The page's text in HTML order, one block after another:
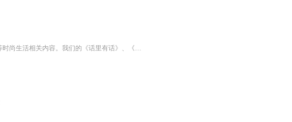
一档年轻化的清谈类播客栏目，涉及游戏、动漫、玩具、运动、美食等时尚生活相关内容。我们的《话里有话》、《邪事儿》、《胡说有道》、《后端案内人》、《后端都市传说》等栏目请到后端组主页查看。后端组公号：后端组关注公号可以获得更多番外内容及活动...